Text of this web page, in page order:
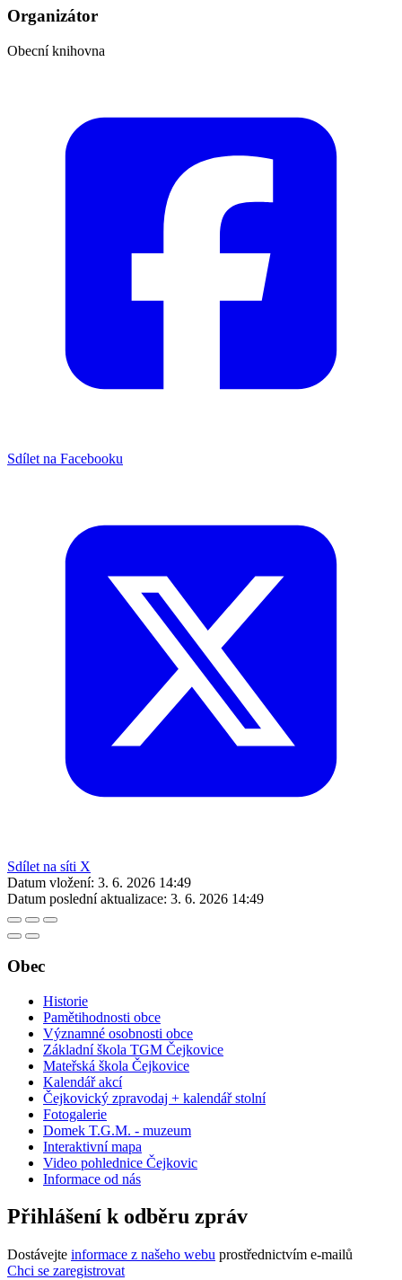
Organizátor
Obecní knihovna
Sdílet na Facebooku
Sdílet na síti X
Datum vložení: 3. 6. 2026 14:49
Datum poslední aktualizace: 3. 6. 2026 14:49
Obec
Historie
Pamětihodnosti obce
Významné osobnosti obce
Základní škola TGM Čejkovice
Mateřská škola Čejkovice
Kalendář akcí
Čejkovický zpravodaj + kalendář stolní
Fotogalerie
Domek T.G.M. - muzeum
Interaktivní mapa
Video pohlednice Čejkovic
Informace od nás
Přihlášení k odběru zpráv
Dostávejte informace z našeho webu prostřednictvím e-mailů
Chci se zaregistrovat